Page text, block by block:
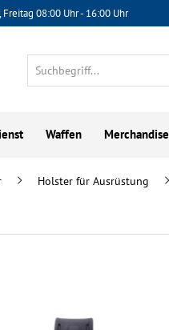
08:00 Uhr - 16:00 Uhr
Waffen Merchandise
Holster für Ausrüstung